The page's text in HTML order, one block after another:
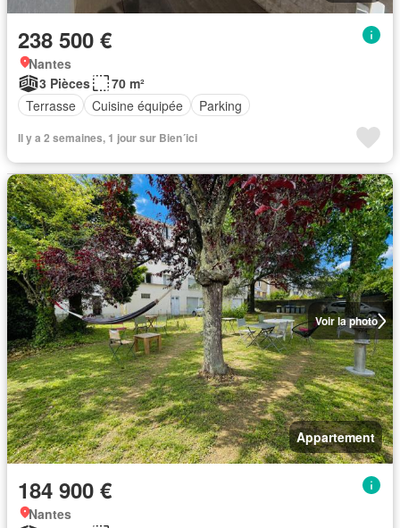
238 500 €
Nantes
3 Pièces
70 m²
Terrasse
Cuisine équipée Parking
Il y a 2 semaines, 1 jour sur Bien´ici
Voir la photo
Appartement
184 900 €
Nantes